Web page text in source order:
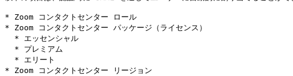
* Zoom コンタクトセンター ロール
* Zoom コンタクトセンター パッケージ（ライセンス）
* Zoom コンタクトセンター リージョン